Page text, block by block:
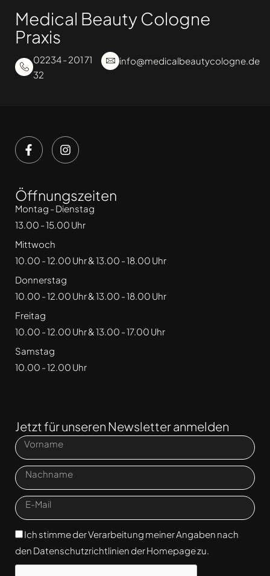
Medical Beauty Cologne
Praxis
02234 - 201 71
32
info@medicalbeautycologne.de
Öffnungszeiten
Montag - Dienstag
13.00 - 15.00 Uhr
Mittwoch
10.00 - 12.00 Uhr & 13.00 - 18.00 Uhr
Donnerstag
10.00 - 12.00 Uhr & 13.00 - 18.00 Uhr
Freitag
10.00 - 12.00 Uhr & 13.00 - 17.00 Uhr
Samstag
10.00 - 12.00 Uhr
Jetzt für unseren Newsletter anmelden
Ich stimme der Verarbeitung meiner Angaben nach
den Datenschutzrichtlinien der Homepage zu.